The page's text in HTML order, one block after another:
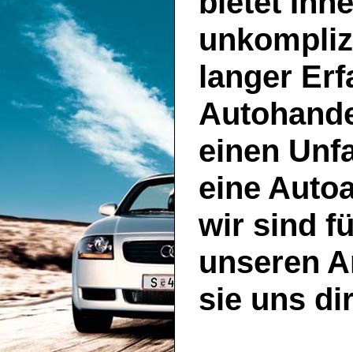
langer
einen
eine
wir sind
unseren
sie uns